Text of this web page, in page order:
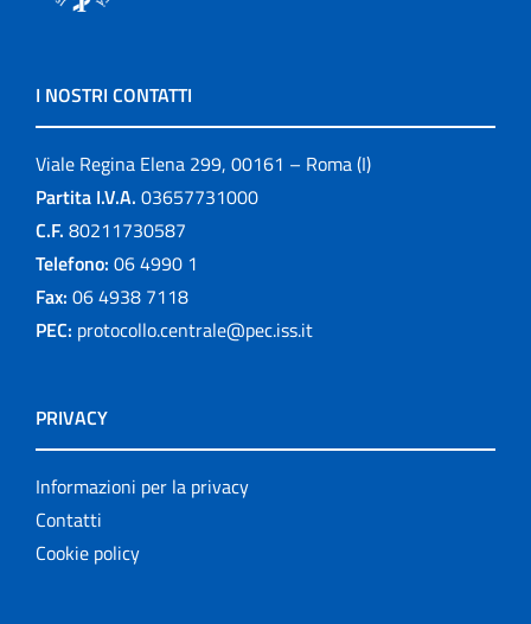
I NOSTRI CONTATTI
Viale Regina Elena 299, 00161 – Roma (I)
Partita I.V.A. 03657731000
C.F. 80211730587
Telefono: 06 4990 1
Fax: 06 4938 7118
PEC: protocollo.centrale@pec.iss.it
PRIVACY
Informazioni per la privacy
Contatti
Cookie policy